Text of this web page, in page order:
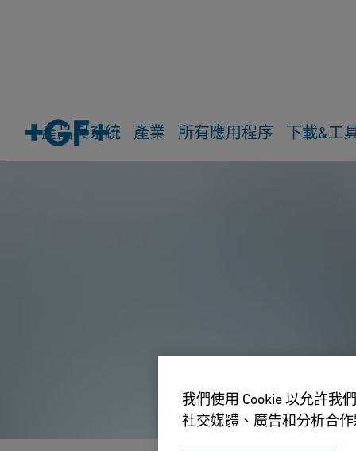
產品與系統 產業 所有應用程序 下載&工
我們使用 Cookie 以允許我
社交媒體、廣告和分析合